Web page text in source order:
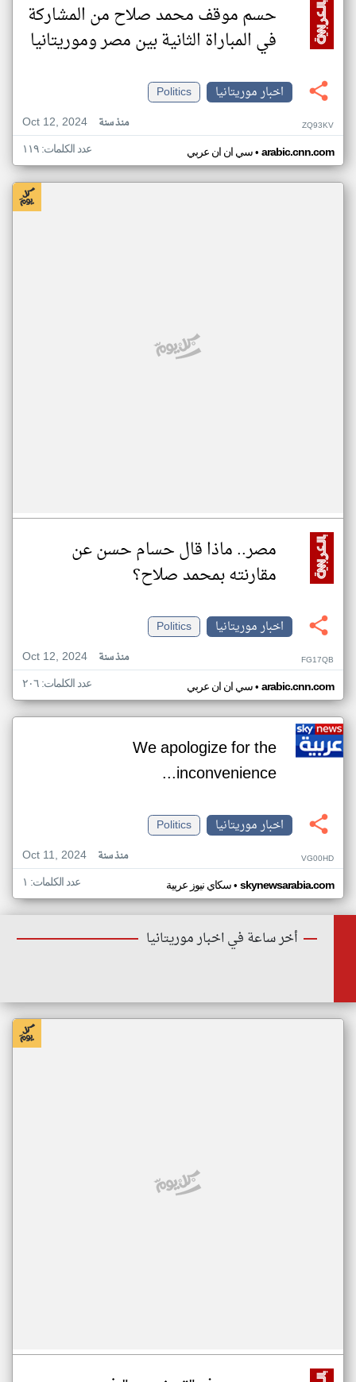
حسم موقف محمد صلاح من المشاركة
في المباراة الثانية بين مصر وموريتانيا
اخبار موريتانيا
Politics
Oct 12, 2024
منذ سنة ZQ93KV
سي ان ان عربي• arabic.cnn.com عدد الكلمات: ١١٩
مصر.. ماذا قال حسام حسن عن
مقارنته بمحمد صلاح؟
اخبار موريتانيا
Politics
Oct 12, 2024
منذ سنة FG17QB
سي ان ان عربي• arabic.cnn.com عدد الكلمات: ٢٠٦
We apologize for the
inconvenience...
اخبار موريتانيا
Politics
Oct 11, 2024
منذ سنة VG00HD
سكاي نيوز عربية• skynewsarabia.com عدد الكلمات: ١
أخر ساعة في اخبار موريتانيا